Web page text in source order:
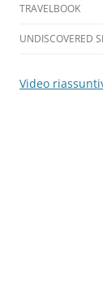
TRAVELBOOK
UNDISCOVERED
Video